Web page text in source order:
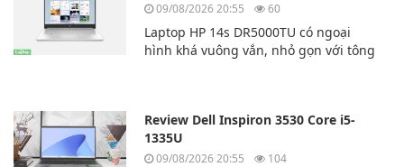
09/08/2026 20:55 60
Laptop HP 14s DR5000TU có ngoại
hình khá vuông vắn, nhỏ gọn với tông
nhựa cao cấp.
Review Dell Inspiron 3530 Core i5-
1335U
09/08/2026 20:55 104